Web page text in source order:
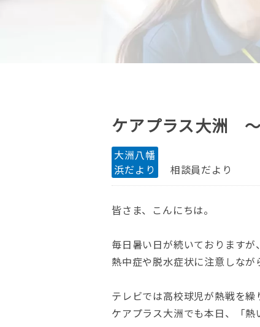
ケアプラス大洲
大洲八幡
浜だより
相談員だより
皆さま、こんにちは。
毎日暑い日が続いておりますが
熱中症や脱水症状に注意しな
テレビでは高校球児が熱戦を繰
ケアプラス大洲でも本日、「